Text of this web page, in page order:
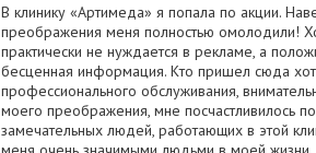
В клинику «Артимеда» я попала по акции.
преображения меня полностью омолодили!
практически не нуждается в рекламе, а
бесценная информация. Кто пришел сюда
профессионального обслуживания,
моего преображения, мне посчастливилось
замечательных людей, работающих в этой